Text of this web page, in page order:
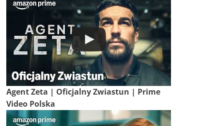
Agent Zeta | Oficjalny Zwiastun | Prime
Video Polska